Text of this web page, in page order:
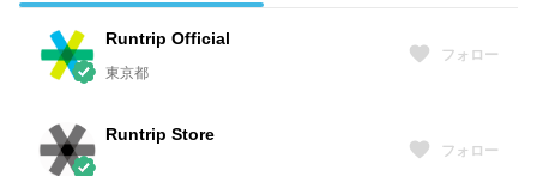
Runtrip Official
東京都
フォロー
Runtrip Store
フォロー